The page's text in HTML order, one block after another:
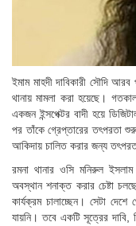
ইমাম মাহদী দাবিকারী সৌদি
থানায় মামলা করা হয়েছে।
একজন ইন্সপেক্টর বাদী হয়ে
পর তাঁকে গ্রেপ্তারের তৎপরতা
আকিদায় চালিত করার জন্য
রমনা থানার ওসি মনিরুল
অবস্থান শনাক্ত করার চেষ্টা
কার্যক্রম চালাচ্ছেন। সেটা
যায়নি। তবে একটি সূত্রের দাবি,